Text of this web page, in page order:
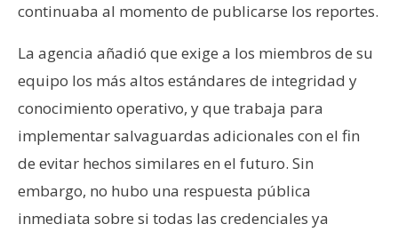
continuaba al momento de publicarse los reportes.
La agencia añadió que exige a los miembros de su
equipo los más altos estándares de integridad y
conocimiento operativo, y que trabaja para
implementar salvaguardas adicionales con el fin
de evitar hechos similares en el futuro. Sin
embargo, no hubo una respuesta pública
inmediata sobre si todas las credenciales ya